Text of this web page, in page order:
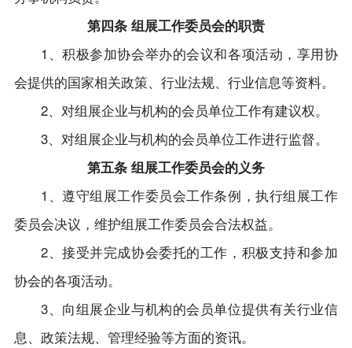
第四条 组展工作委员会的职责
1、积极参加协会举办的会议和各项活动，享用协
会提供的国家相关政策、行业法规、行业信息等资料。
2、对组展企业与机构的会员单位工作有建议权。
3、对组展企业与机构的会员单位工作进行监督。
第五条 组展工作委员会的义务
1、遵守组展工作委员会工作条例，执行组展工作
委员会决议，维护组展工作委员会合法权益。
2、接受并完成协会委托的工作，积极支持和参加
协会的各项活动。
3、向组展企业与机构的会员单位提供有关行业信
息、政策法规、管理经验等方面的资讯。